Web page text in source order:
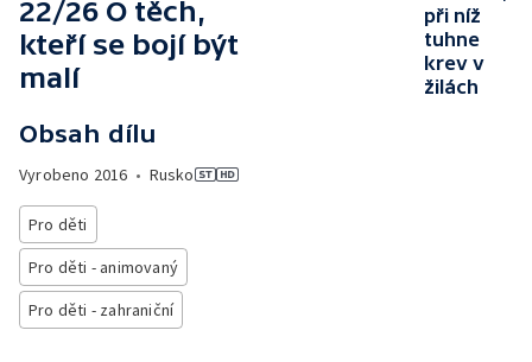
22/26 O těch,
kteří se bojí být
malí
Obsah dílu
Vyrobeno 2016 • Rusko
Pro děti
Pro děti - animovaný
Pro děti - zahraniční
při níž
tuhne
krev v
žilách